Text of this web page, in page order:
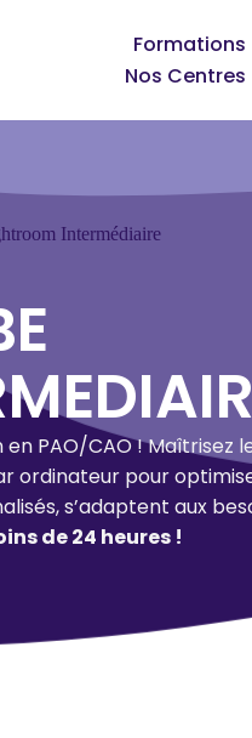
Formations
Nos Centres
Intermédiaire
PAO/CAO ! Maîtrisez
ordinateur pour
s’adaptent aux
de 24 heures !